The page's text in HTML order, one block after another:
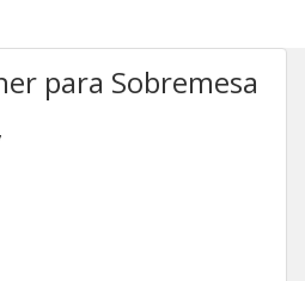
para Sobremesa